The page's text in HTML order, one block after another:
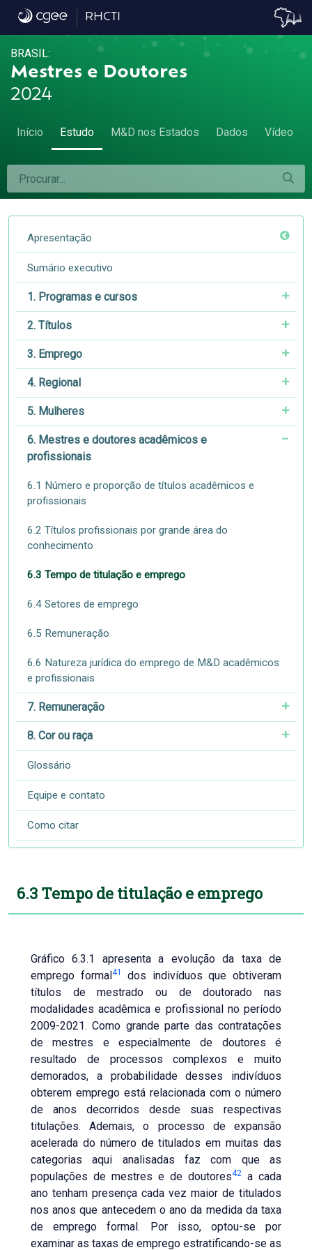
6.3 Tempo de titulação e emprego - 6.3
RHCTI
BRASIL:
Mestres e Doutores
2024
Início Estudo M&D nos Estados Dados Vídeo
Apresentação
Sumário executivo
1. Programas e cursos
2. Títulos
3. Emprego
4. Regional
5. Mulheres
6. Mestres e doutores acadêmicos e
profissionais
6.1 Número e proporção de títulos acadêmicos e
profissionais
6.2 Títulos profissionais por grande área do
conhecimento
6.3 Tempo de titulação e emprego
6.4 Setores de emprego
6.5 Remuneração
6.6 Natureza jurídica do emprego de M&D acadêmicos
e profissionais
7. Remuneração
8. Cor ou raça
Glossário
Equipe e contato
Como citar
6.3 Tempo de titulação e emprego
Gráfico 6.3.1 apresenta a evolução da taxa de
emprego formal41
dos indivíduos que obtiveram
títulos de mestrado ou de doutorado nas
modalidades acadêmica e profissional no período
2009-2021. Como grande parte das contratações
de mestres e especialmente de doutores é
resultado de processos complexos e muito
demorados, a probabilidade desses indivíduos
obterem emprego está relacionada com o número
de anos decorridos desde suas respectivas
titulações. Ademais, o processo de expansão
acelerada do número de titulados em muitas das
categorias aqui analisadas faz com que as
populações de mestres e de doutores42 a cada
ano tenham presença cada vez maior de titulados
nos anos que antecedem o ano da medida da taxa
de emprego formal. Por isso, optou-se por
examinar as taxas de emprego estratificando-se as